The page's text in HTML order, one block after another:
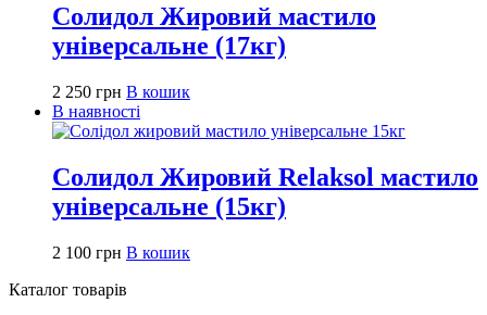
Солидол Жировий мастило
універсальне (17кг)
2 250 грн В кошик
В наявності
Солидол Жировий Relaksol мастило
універсальне (15кг)
2 100 грн В кошик
Каталог товарів